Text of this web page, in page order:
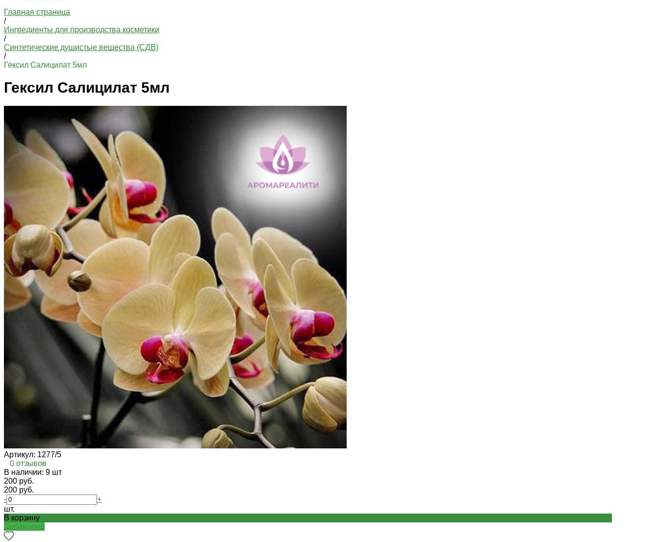
Главная страница
/
Ингредиенты для производства косметики
/
Синтетические душистые вещества (СДВ)
/
Гексил Салицилат 5мл
Гексил Салицилат 5мл
Артикул: 1277/5
0 отзывов
В наличии: 9 шт
200 руб.
200 руб.
-
+
шт.
В корзину
Добавлено